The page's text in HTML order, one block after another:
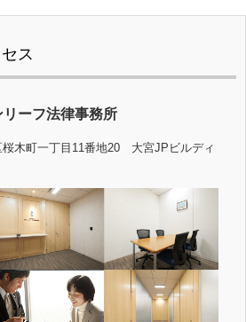
ス
ーフ法律事務所
桜木町一丁目11番地20 大宮JPビルディ